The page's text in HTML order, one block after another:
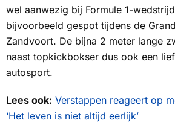
wel aanwezig bij Formule 1-
bijvoorbeeld gespot tijdens de
Zandvoort. De bijna 2 meter lange
naast topkickbokser dus ook een
autosport.
Lees ook: Verstappen reageert op
‘Het leven is niet altijd eerlijk’